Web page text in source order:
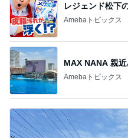
レジェンド松下
Amebaトピックス
MAX NANA 親
Amebaトピックス